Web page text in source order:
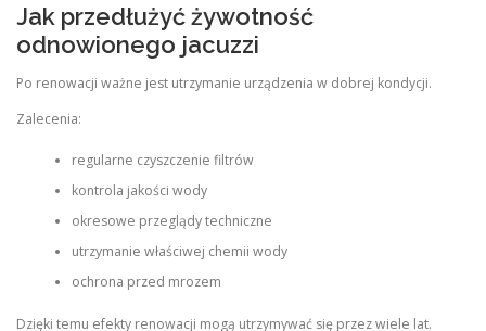
Jak przedłużyć żywotność
odnowionego jacuzzi
Po renowacji ważne jest utrzymanie urządzenia w dobrej kondycji.
Zalecenia:
regularne czyszczenie filtrów
kontrola jakości wody
okresowe przeglądy techniczne
utrzymanie właściwej chemii wody
ochrona przed mrozem
Dzięki temu efekty renowacji mogą utrzymywać się przez wiele lat.